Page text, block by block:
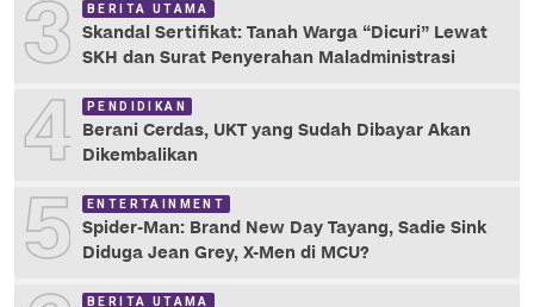
3 BERITA UTAMA
Skandal Sertifikat: Tanah Warga “Dicuri” Lewat
SKH dan Surat Penyerahan Maladministrasi
4 PENDIDIKAN
Berani Cerdas, UKT yang Sudah Dibayar Akan
Dikembalikan
5 ENTERTAINMENT
Spider-Man: Brand New Day Tayang, Sadie Sink
Diduga Jean Grey, X-Men di MCU?
BERITA UTAMA